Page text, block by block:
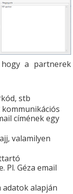
hogy a partnerek
stb
címének egy
valamilyen
Pl. Géza email
adatok alapján